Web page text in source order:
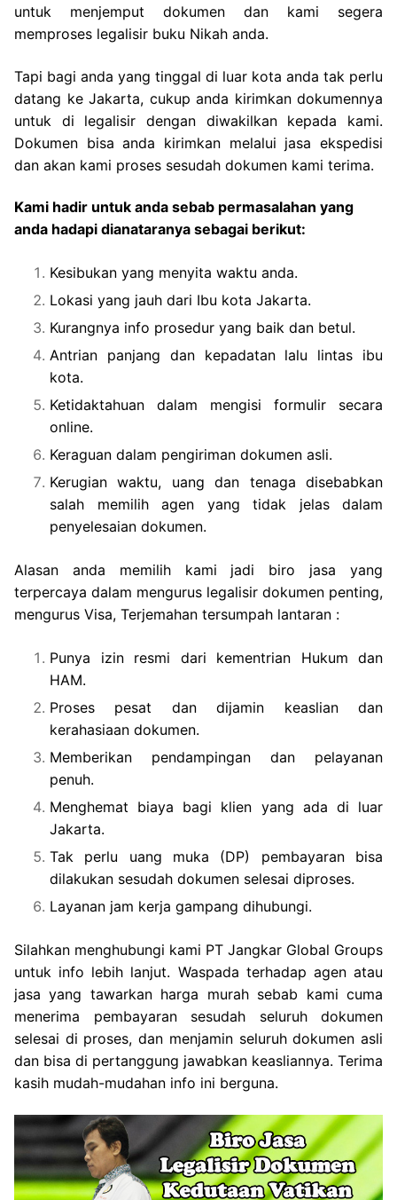
untuk menjemput dokumen dan kami segera
memproses legalisir buku Nikah anda.
Tapi bagi anda yang tinggal di luar kota anda tak perlu
datang ke Jakarta, cukup anda kirimkan dokumennya
untuk di legalisir dengan diwakilkan kepada kami.
Dokumen bisa anda kirimkan melalui jasa ekspedisi
dan akan kami proses sesudah dokumen kami terima.
Kami hadir untuk anda sebab permasalahan yang
anda hadapi dianataranya sebagai berikut:
Kesibukan yang menyita waktu anda.
Lokasi yang jauh dari Ibu kota Jakarta.
Kurangnya info prosedur yang baik dan betul.
Antrian panjang dan kepadatan lalu lintas ibu
kota.
Ketidaktahuan dalam mengisi formulir secara
online.
Keraguan dalam pengiriman dokumen asli.
Kerugian waktu, uang dan tenaga disebabkan
salah memilih agen yang tidak jelas dalam
penyelesaian dokumen.
Alasan anda memilih kami jadi biro jasa yang
terpercaya dalam mengurus legalisir dokumen penting,
mengurus Visa, Terjemahan tersumpah lantaran :
Punya izin resmi dari kementrian Hukum dan
HAM.
Proses pesat dan dijamin keaslian dan
kerahasiaan dokumen.
Memberikan pendampingan dan pelayanan
penuh.
Menghemat biaya bagi klien yang ada di luar
Jakarta.
Tak perlu uang muka (DP) pembayaran bisa
dilakukan sesudah dokumen selesai diproses.
Layanan jam kerja gampang dihubungi.
Silahkan menghubungi kami PT Jangkar Global Groups
untuk info lebih lanjut. Waspada terhadap agen atau
jasa yang tawarkan harga murah sebab kami cuma
menerima pembayaran sesudah seluruh dokumen
selesai di proses, dan menjamin seluruh dokumen asli
dan bisa di pertanggung jawabkan keasliannya. Terima
kasih mudah-mudahan info ini berguna.